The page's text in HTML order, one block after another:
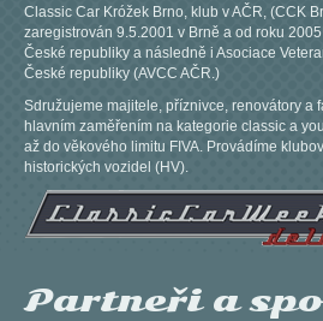
Classic Car Króžek Brno, klub v AČR, (CCK
zaregistrován 9.5.2001 v Brně a od roku
České republiky a následně i Asociace
České republiky (AVCC AČR.)
Sdružujeme majitele, příznivce, renovátory a
hlavním zaměřením na kategorie classic a
až do věkového limitu FIVA. Provádíme
historických vozidel (HV).
Partneři a